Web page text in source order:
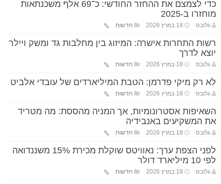
כדי לצמצם את ההחזר החודשי: כ־69 אלף משכנתאות
מוחזרו ב-2025
גלובס 18 במרץ 2026 חדשות
רשות התחרות אישרה: המיזוג בין מחלבות גד ומשק ויילר
יוצא לדרך
גלובס 18 במרץ 2026 חדשות
לא רק מיקי פדרמן: הטבת המיליארדים של עובדי אלביט
גלובס 18 במרץ 2026 חדשות
השאיפות אסטרונומיות, אך המניה מהססת: מה מטריד
את המשקיעים באנבידיה
גלובס 18 במרץ 2026 חדשות
לפני הצפת ערך: נאוויטס שוקלת מכירת 15% משננדואה
לפי 10 מיליארד דולר
גלובס 18 במרץ 2026 חדשות